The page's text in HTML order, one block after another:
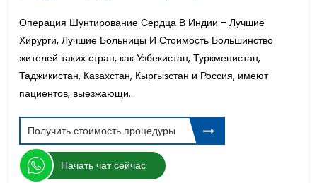
Операция Шунтирование Сердца В Индии - Лучшие
Хирурги, Лучшие Больницы И Стоимость Большинство
жителей таких стран, как Узбекистан, Туркменистан,
Таджикистан, Казахстан, Кыргызстан и Россия, имеют
пациентов, выезжающи...
Получить стоимость процедуры
Начать чат сейчас